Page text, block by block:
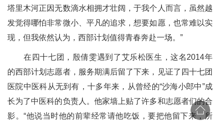
塔里木河正因无数滴水相拥才壮阔，于我个人而言，虽然越
发觉得哪怕非常微小、平凡的追求，想要如愿，也常难以实
现，但我依然认为，西部计划值得青春奔赴一场。”
在四十七团，殷倩雯遇到了艾乐松医生，这名2014年
的西部计划志愿者，服务期满后留了下来，见证了四十七团
医院中医科从无到有，十多年来，从曾经的“沙海小郎中”成
长为了中医科的负责人。他家墙上贴了许多和志愿者们的合
影。“他说当时他的前辈经常请他吃饭，要把他留下来，所